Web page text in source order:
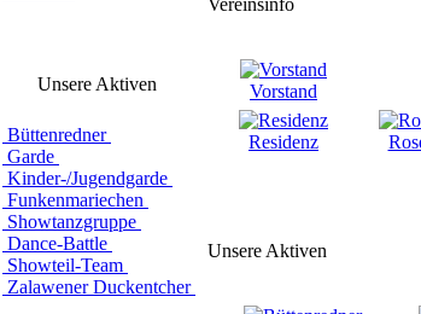
Unsere Aktiven
Büttenredner
Garde
Kinder-/Jugendgarde
Funkenmariechen
Showtanzgruppe
Dance-Battle
Showteil-Team
Zalawener Duckentcher
Vereinsinfo
Vorstand
Residenz
Unsere Aktiven